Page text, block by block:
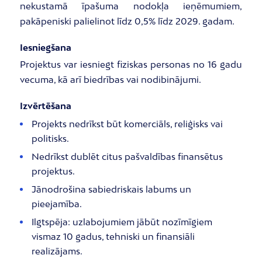
nekustamā īpašuma nodokļa ieņēmumiem,
pakāpeniski palielinot līdz 0,5% līdz 2029. gadam.
Iesniegšana
Projektus var iesniegt fiziskas personas no 16 gadu
vecuma, kā arī biedrības vai nodibinājumi.
Izvērtēšana
Projekts nedrīkst būt komerciāls, reliģisks vai
politisks.
Nedrīkst dublēt citus pašvaldības finansētus
projektus.
Jānodrošina sabiedriskais labums un
pieejamība.
Ilgtspēja: uzlabojumiem jābūt nozīmīgiem
vismaz 10 gadus, tehniski un finansiāli
realizājams.